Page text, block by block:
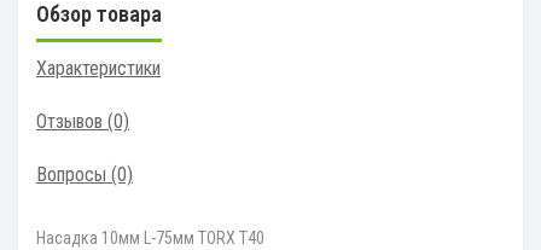
Обзор товара
Характеристики
Отзывов (0)
Вопросы (0)
Насадка 10мм L-75мм TORX T40